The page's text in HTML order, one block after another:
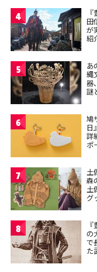
4
田
が
紹
5
あ
縄
器
謎
6
鳩
日
詳
ポ
7
土
森
土
グ
8
の
で
た